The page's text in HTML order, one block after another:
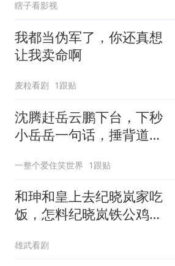
瞎子看影视
我都当伪军了，你还真想
让我卖命啊
麦粒看剧 1跟贴
沈腾赶岳云鹏下台，下秒
小岳岳一句话，捶背道歉
一整个爱住笑世界 1跟贴
和珅和皇上去纪晓岚家吃
饭，怎料纪晓岚铁公鸡，
雄武看剧